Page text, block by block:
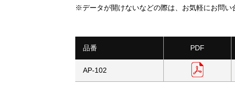
※データが開けないなどの際は、お気軽にお問い
品番 PDF
AP-102